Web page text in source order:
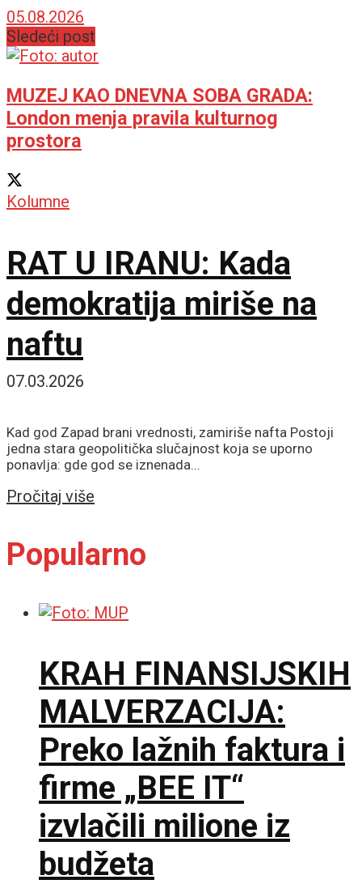
SFF-a
05.08.2026
Sledeći post
MUZEJ KAO DNEVNA SOBA GRADA:
London menja pravila kulturnog
prostora
Kolumne
RAT U IRANU: Kada
demokratija miriše na
naftu
07.03.2026
Kad god Zapad brani vrednosti, zamiriše nafta Postoji
jedna stara geopolitička slučajnost koja se uporno
ponavlja: gde god se iznenada...
Pročitaj više
Popularno
KRAH FINANSIJSKIH
MALVERZACIJA:
Preko lažnih faktura i
firme „BEE IT“
izvlačili milione iz
budžeta